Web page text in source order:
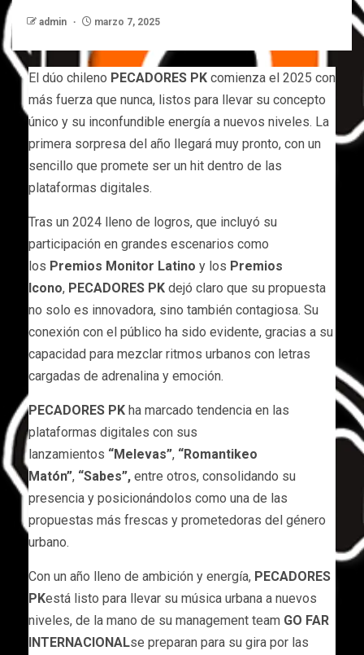
admin marzo 7, 2025
El dúo chileno PECADORES PK comienza el 2025 con
más fuerza que nunca, listos para llevar su concepto
único y su inconfundible energía a nuevos niveles. La
primera sorpresa del año llegará muy pronto, con un
sencillo que promete ser un hit dentro de las
plataformas digitales.
Tras un 2024 lleno de logros, que incluyó su
participación en grandes escenarios como
los Premios Monitor Latino y los Premios
Icono, PECADORES PK dejó claro que su propuesta
no solo es innovadora, sino también contagiosa. Su
conexión con el público ha sido evidente, gracias a su
capacidad para mezclar ritmos urbanos con letras
cargadas de adrenalina y emoción.
PECADORES PK ha marcado tendencia en las
plataformas digitales con sus
lanzamientos “Melevas”, “Romantikeo
Matón”, “Sabes”, entre otros, consolidando su
presencia y posicionándolos como una de las
propuestas más frescas y prometedoras del género
urbano.
Con un año lleno de ambición y energía, PECADORES
PKestá listo para llevar su música urbana a nuevos
niveles, de la mano de su management team GO FAR
INTERNACIONALse preparan para su gira por las